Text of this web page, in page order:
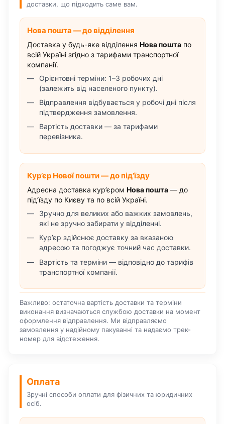
доставки, що підходить саме вам.
Нова пошта — до відділення
Доставка у будь-яке відділення Нова пошта по
всій Україні згідно з тарифами транспортної
компанії.
Орієнтовні терміни: 1–3 робочих дні
(залежить від населеного пункту).
Відправлення відбувається у робочі дні після
підтвердження замовлення.
Вартість доставки — за тарифами
перевізника.
Кур’єр Нової пошти — до під’їзду
Адресна доставка кур’єром Нова пошта — до
під’їзду по Києву та по всій Україні.
Зручно для великих або важких замовлень,
які не зручно забирати у відділенні.
Кур’єр здійснює доставку за вказаною
адресою та погоджує точний час доставки.
Вартість та терміни — відповідно до тарифів
транспортної компанії.
Важливо: остаточна вартість доставки та терміни
виконання визначаються службою доставки на момент
оформлення відправлення. Ми відправляємо
замовлення у надійному пакуванні та надаємо трек-
номер для відстеження.
Оплата
Зручні способи оплати для фізичних та юридичних
осіб.